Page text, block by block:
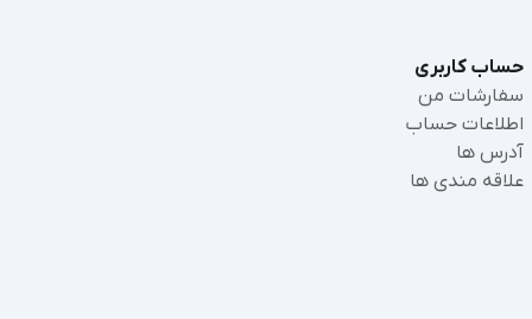
حساب کاربری
سفارشات من
اطلاعات حساب
آدرس ها
علاقه مندی ها